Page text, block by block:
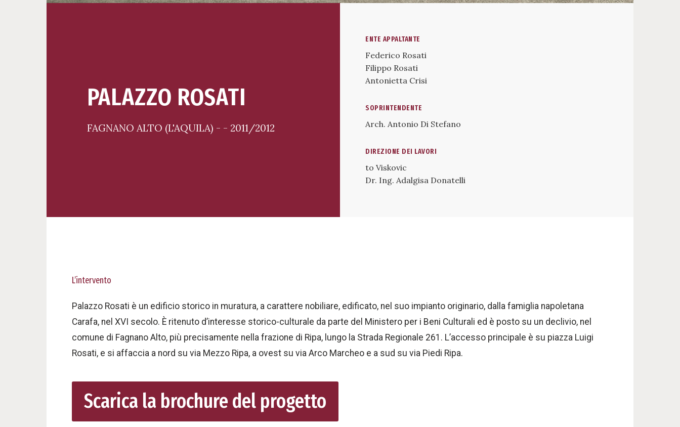
PALAZZO ROSATI
FAGNANO ALTO (L'AQUILA) - - 2011/2012
ENTE APPALTANTE
Federico Rosati
Filippo Rosati
Antonietta Crisi
SOPRINTENDENTE
Arch. Antonio Di Stefano
DIREZIONE DEI LAVORI
to Viskovic
Dr. Ing. Adalgisa Donatelli
L’intervento
Palazzo Rosati è un edificio storico in muratura, a carattere nobiliare, edificato, nel suo impianto originario, dalla famiglia napoletana
Carafa, nel XVI secolo. È ritenuto d’interesse storico-culturale da parte del Ministero per i Beni Culturali ed è posto su un declivio, nel
comune di Fagnano Alto, più precisamente nella frazione di Ripa, lungo la Strada Regionale 261. L’accesso principale è su piazza Luigi
Rosati, e si affaccia a nord su via Mezzo Ripa, a ovest su via Arco Marcheo e a sud su via Piedi Ripa.
Scarica la brochure del progetto